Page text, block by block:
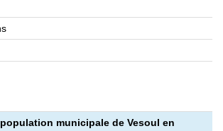
municipale de Vesoul en